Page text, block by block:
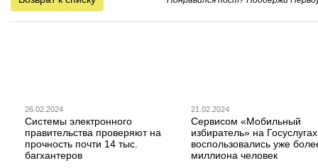
26.02.2024
Системы электронного
правительства проверяют на
прочность почти 14 тыс.
багхантеров
21.02.2024
Сервисом «Мобильный
избиратель» на Госуслугах
воспользовались уже
миллиона человек